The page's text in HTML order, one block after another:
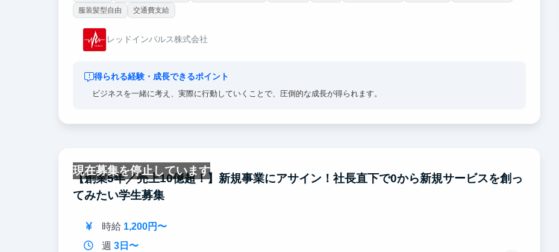
服装髪型自由
交通費支給
レッドインパルス株式会社
得られる経験・成長できるポイント
ビジネスを一緒に考え、実際に行動していくことで、圧倒的な成長が得られます。
現在募集を停止しています
【創業5年／売上10億超！】新規事業にアサイン！社長直下で0から新規サービスを創っ
てみたい学生募集
時給 1,200円〜
週 3日〜